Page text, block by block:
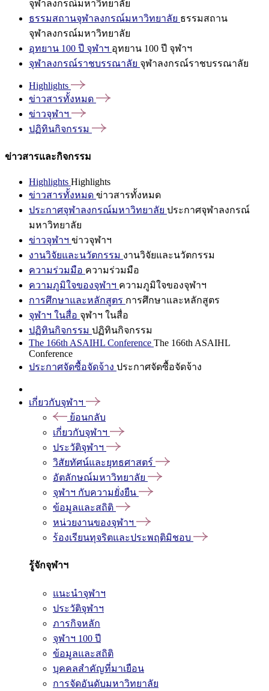
จุฬาลงกรณ์มหาวิทยาลัย
ธรรมสถานจุฬาลงกรณ์มหาวิทยาลัย ธรรมสถาน
จุฬาลงกรณ์มหาวิทยาลัย
อุทยาน 100 ปี จุฬาฯ อุทยาน 100 ปี จุฬาฯ
จุฬาลงกรณ์ราชบรรณาลัย จุฬาลงกรณ์ราชบรรณาลัย
Highlights
ข่าวสารทั้งหมด
ข่าวจุฬาฯ
ปฏิทินกิจกรรม
ข่าวสารและกิจกรรม
Highlights Highlights
ข่าวสารทั้งหมด ข่าวสารทั้งหมด
ประกาศจุฬาลงกรณ์มหาวิทยาลัย ประกาศจุฬาลงกรณ์
มหาวิทยาลัย
ข่าวจุฬาฯ ข่าวจุฬาฯ
งานวิจัยและนวัตกรรม งานวิจัยและนวัตกรรม
ความร่วมมือ ความร่วมมือ
ความภูมิใจของจุฬาฯ ความภูมิใจของจุฬาฯ
การศึกษาและหลักสูตร การศึกษาและหลักสูตร
จุฬาฯ ในสื่อ จุฬาฯ ในสื่อ
ปฏิทินกิจกรรม ปฏิทินกิจกรรม
The 166th ASAIHL Conference The 166th ASAIHL
Conference
ประกาศจัดซื้อจัดจ้าง ประกาศจัดซื้อจัดจ้าง
เกี่ยวกับจุฬาฯ
ย้อนกลับ
เกี่ยวกับจุฬาฯ
ประวัติจุฬาฯ
วิสัยทัศน์และยุทธศาสตร์
อัตลักษณ์มหาวิทยาลัย
จุฬาฯ กับความยั่งยืน
ข้อมูลและสถิติ
หน่วยงานของจุฬาฯ
ร้องเรียนทุจริตและประพฤติมิชอบ
รู้จักจุฬาฯ
แนะนำจุฬาฯ
ประวัติจุฬาฯ
ภารกิจหลัก
จุฬาฯ 100 ปี
ข้อมูลและสถิติ
บุคคลสำคัญที่มาเยือน
การจัดอันดับมหาวิทยาลัย